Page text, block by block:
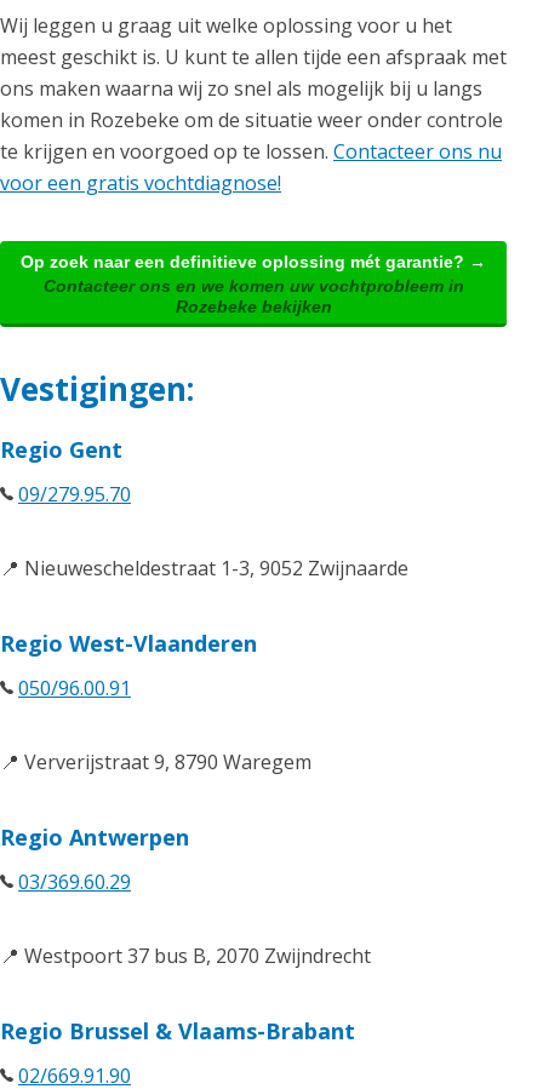
Wij leggen u graag uit welke oplossing voor u het
meest geschikt is. U kunt te allen tijde een afspraak met
ons maken waarna wij zo snel als mogelijk bij u langs
komen in Rozebeke om de situatie weer onder controle
te krijgen en voorgoed op te lossen. Contacteer ons nu
voor een gratis vochtdiagnose!
Op zoek naar een definitieve oplossing mét garantie? →
Contacteer ons en we komen uw vochtprobleem in
Rozebeke bekijken
Vestigingen:
Regio Gent
09/279.95.70
📍 Nieuwescheldestraat 1-3, 9052 Zwijnaarde
Regio West-Vlaanderen
050/96.00.91
📍 Ververijstraat 9, 8790 Waregem
Regio Antwerpen
03/369.60.29
📍 Westpoort 37 bus B, 2070 Zwijndrecht
Regio Brussel & Vlaams-Brabant
02/669.91.90